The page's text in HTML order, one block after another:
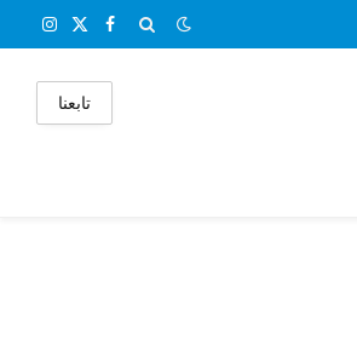
فيسبوك
X
تابعنا